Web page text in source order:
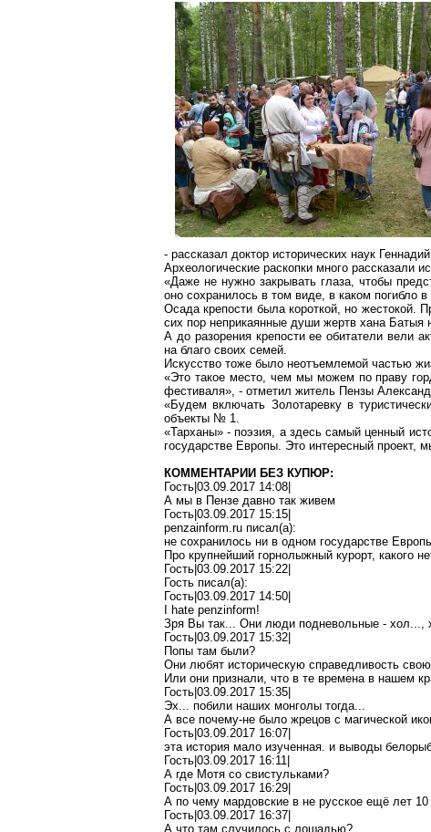
- рассказал доктор исторических наук Геннадий
Археологические раскопки много рассказали
«Даже не нужно закрывать глаза, чтобы
оно сохранилось в том виде, в каком погибло
Осада крепости была короткой, но жестокой.
сих пор неприкаянные души жертв хана
А до разорения крепости ее обитатели вели
на благо своих семей.
Искусство тоже было неотъемлемой частью
«Это такое место, чем мы можем по праву
фестиваля», - отметил житель Пензы
«Будем включать Золотаревкув
объекты № 1.
«Тарханы» - поэзия, а здесь самый ценный
государстве Европы. Это интересный проект,
КОММЕНТАРИИ БЕЗ КУПЮР:
Гость|03.09.2017 14:08|
А мы в Пензе давно так живем
Гость|03.09.2017 15:15|
penzainform.ru писал(a):
не сохранилось ни в одном государстве
Про крупнейший горнолыжный курорт, какого
Гость|03.09.2017 15:22|
Гость писал(a):
Гость|03.09.2017 14:50|
I hate penzinform!
Зря Вы так... Они люди подневольные - хол...,
Гость|03.09.2017 15:32|
Попы там были?
Они любят историческую справедливость
Или они признали, что в те времена в нашем
Гость|03.09.2017 15:35|
Эх... побили наших монголы тогда...
А все почему-не было жрецов с магической
Гость|03.09.2017 16:07|
эта история мало изученная. и выводы
Гость|03.09.2017 16:11|
А где Мотя со свистульками?
Гость|03.09.2017 16:29|
А по чему мардовские в не русское ещё лет 10
Гость|03.09.2017 16:37|
А что там случилось с лошадью?